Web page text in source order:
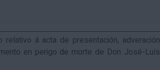
relativo á acta de presentación, adveración
en perigo de morte de Don José-Luís